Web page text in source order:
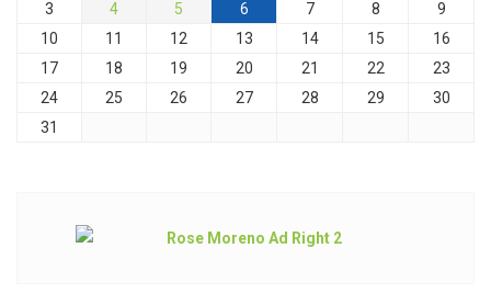
3
4 5 6 7 8
9
10
11 12 13 14 15
16
17
18 19 20 21 22
23
24
25 26 27 28 29
30
31